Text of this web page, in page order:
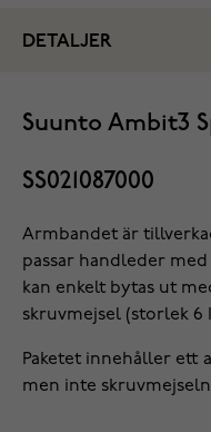
DETALJER
Suunto Ambit3
SS021087000
Armbandet är
passar handleder
kan enkelt bytas ut
skruvmejsel (storlek 6
Paketet innehåller ett
men inte skruvmejseln